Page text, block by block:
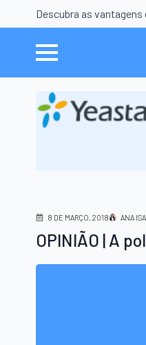
Descubra as
8 DE MARÇO, 2018 ANA
OPINIÃO | A